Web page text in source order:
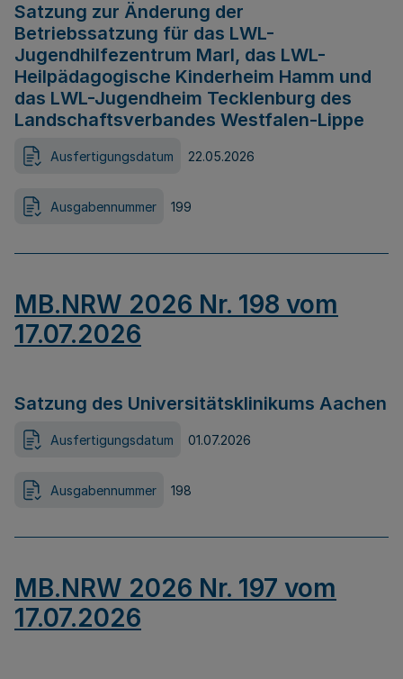
Satzung zur Änderung der
Betriebssatzung für das LWL-
Jugendhilfezentrum Marl, das LWL-
Heilpädagogische Kinderheim Hamm und
das LWL-Jugendheim Tecklenburg des
Landschaftsverbandes Westfalen-Lippe
Ausfertigungsdatum 22.05.2026
Ausgabennummer 199
MB.NRW 2026 Nr. 198 vom
17.07.2026
Satzung des Universitätsklinikums Aachen
Ausfertigungsdatum 01.07.2026
Ausgabennummer 198
MB.NRW 2026 Nr. 197 vom
17.07.2026